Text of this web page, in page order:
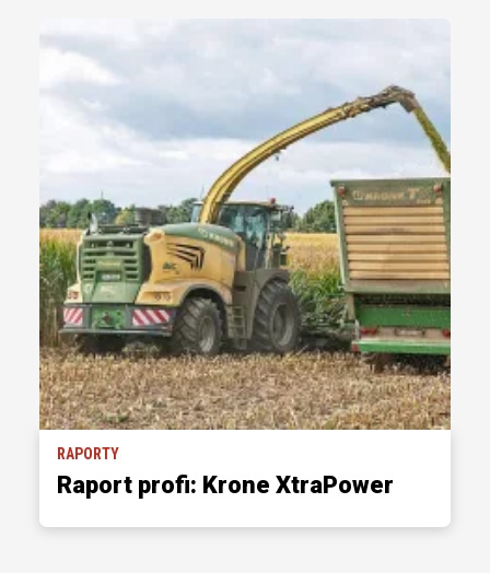
RAPORTY
Raport profi: Krone XtraPower